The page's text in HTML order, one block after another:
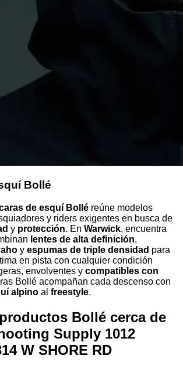
Bollé
de esquí Bollé reúne modelos
y riders exigentes en busca de
y protección. En Warwick, encuentra
lentes de alta definición,
y espumas de triple densidad para
en pista con cualquier condición
envolventes y compatibles con
Bollé acompañan cada descenso con
alpino al freestyle.
Bollé cerca de
Supply 1012
W SHORE RD